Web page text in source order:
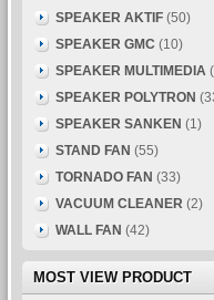
SPEAKER AKTIF (50)
SPEAKER GMC (10)
SPEAKER MULTIMEDIA
SPEAKER POLYTRON
SPEAKER SANKEN (1)
STAND FAN (55)
TORNADO FAN (33)
VACUUM CLEANER (2)
WALL FAN (42)
MOST VIEW PRODUCT